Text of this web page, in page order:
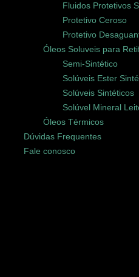
Fluidos Protetivos
Protetivo Ceroso
Protetivo
Óleos Soluveis para
Semi-Sintético
Solúveis Ester
Solúveis Sintéticos
Solúvel Mineral
Óleos Térmicos
Dúvidas Frequentes
Fale conosco